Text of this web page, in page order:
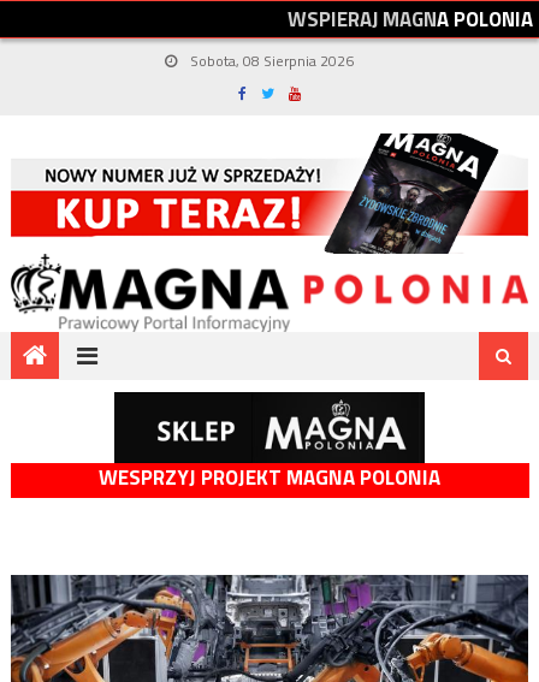
WSPIERAJMAGNAPOLONIA
Sobota, 08 Sierpnia 2026
WESPRZYJ PROJEKT MAGNA POLONIA